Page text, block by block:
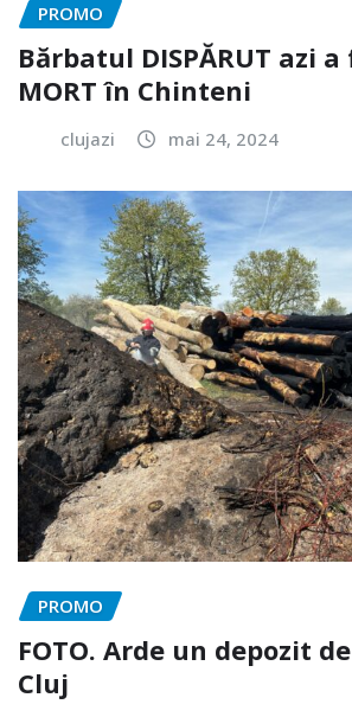
PROMO
Bărbatul DISPĂRUT azi
MORT în Chinteni
clujazi mai 24, 2024
PROMO
FOTO. Arde un depozit
Cluj